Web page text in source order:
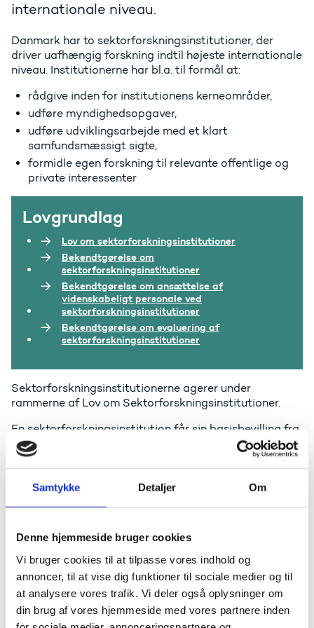
Samtykke Detaljer Om
Denne hjemmeside bruger cookies
Vi bruger cookies til at tilpasse vores indhold og
annoncer, til at vise dig funktioner til sociale medier og til
at analysere vores trafik. Vi deler også oplysninger om
din brug af vores hjemmeside med vores partnere inden
internationale niveau.
Danmark har to sektorforskningsinstitutioner, der
driver uafhængig forskning indtil højeste internationale
niveau. Institutionerne har bl.a. til formål at:
rådgive inden for institutionens kerneområder,
udføre myndighedsopgaver,
udføre udviklingsarbejde med et klart
samfundsmæssigt sigte,
formidle egen forskning til relevante offentlige og
private interessenter
Lovgrundlag
Lov om sektorforskningsinstitutioner
Bekendtgørelse om
sektorforskningsinstitutioner
Bekendtgørelse om ansættelse af
videnskabeligt personale ved
sektorforskningsinstitutioner
Bekendtgørelse om evaluering af
sektorforskningsinstitutioner
Sektorforskningsinstitutionerne agerer under
rammerne af Lov om Sektorforskningsinstitutioner.
En sektorforskningsinstitution får sin basisbevilling fra
et fagministerium, som det betjener med rådgivning og
forskningsresultater, som grundlag for politiske og
administrative beslutninger.
Sektorforskningsinstitutionerne har ansvaret for at
formidle den viden, de når frem til, videre til relevante
grupper i befolkningen og hos erhvervslivet.
Sektorforskningsinstitutionerne er: